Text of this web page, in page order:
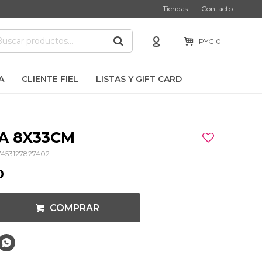
CLIENTE FIEL LISTAS Y GIFT CARD
PYG 0
Tiendas Contacto
8X33CM
COMPRAR
